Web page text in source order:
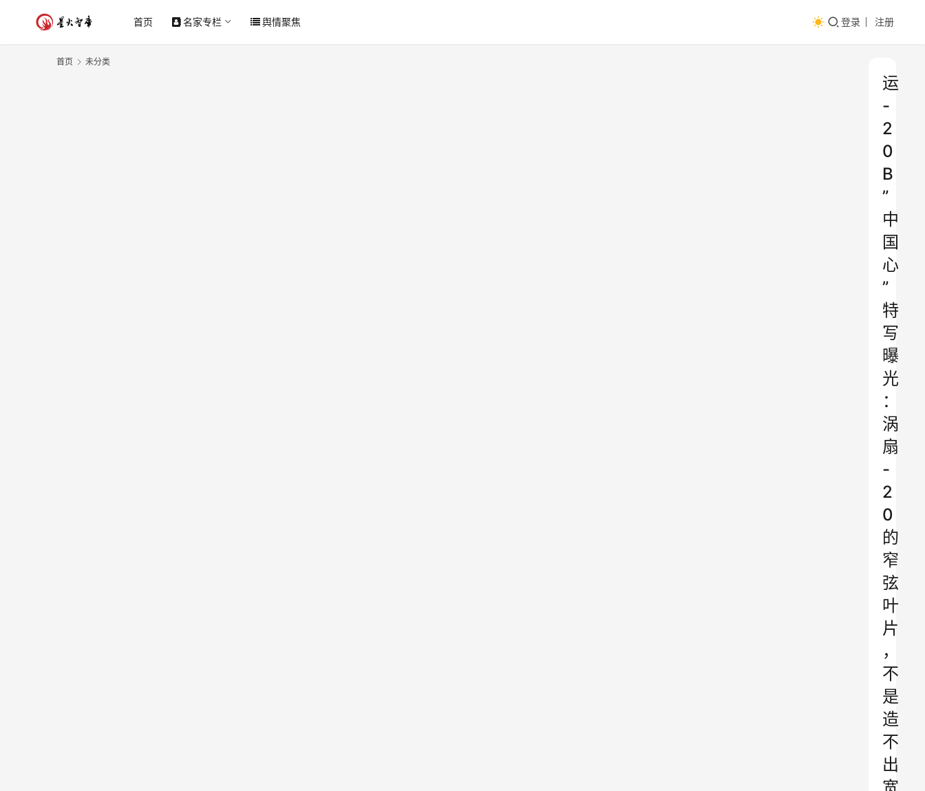
首页 名家专栏 舆情聚焦 登录 注册
首页 未分类
运
-
2
0
B
”
中
国
心
”
特
写
曝
光
：
涡
扇
-
2
0
的
窄
弦
叶
片
，
不
是
造
不
出